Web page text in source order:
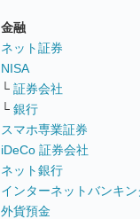
金融
ネット証券
NISA
└ 証券会社
└ 銀行
スマホ専業証券
iDeCo 証券会社
ネット銀行
インターネットバンキン
外貨預金